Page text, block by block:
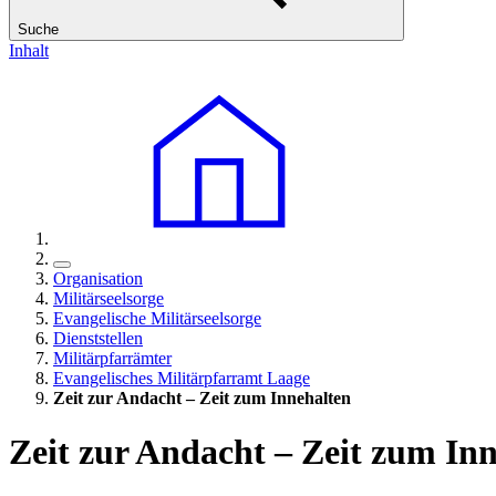
Suche
Inhalt
Organisation
Militärseelsorge
Evangelische Militärseelsorge
Dienststellen
Militärpfarrämter
Evangelisches Militärpfarramt Laage
Zeit zur Andacht – Zeit zum Innehalten
Zeit zur Andacht – Zeit zum